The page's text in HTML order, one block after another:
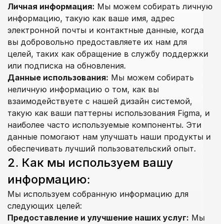
Личная информация: Мы можем собирать личную
информацию, такую как ваше имя, адрес
электронной почты и контактные данные, когда
вы добровольно предоставляете их нам для
целей, таких как обращение в службу поддержки
или подписка на обновления.
Данные использования: Мы можем собирать
неличную информацию о том, как вы
взаимодействуете с нашей дизайн системой,
такую как ваши паттерны использования Figma, и
наиболее часто используемые компоненты. Эти
данные помогают нам улучшать наши продукты и
обеспечивать лучший пользовательский опыт.
2. Как мы используем вашу
информацию:
Мы используем собранную информацию для
следующих целей:
Предоставление и улучшение наших услуг: Мы